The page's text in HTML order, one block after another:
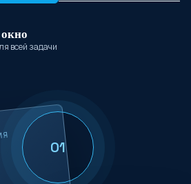
окно
всей задачи
01